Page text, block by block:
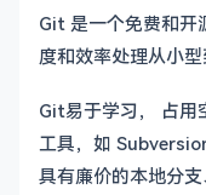
Git 是一个免费和开
度和效率处理从小型
Git易于学习， 占用
工具，如
具有廉价的本地分支